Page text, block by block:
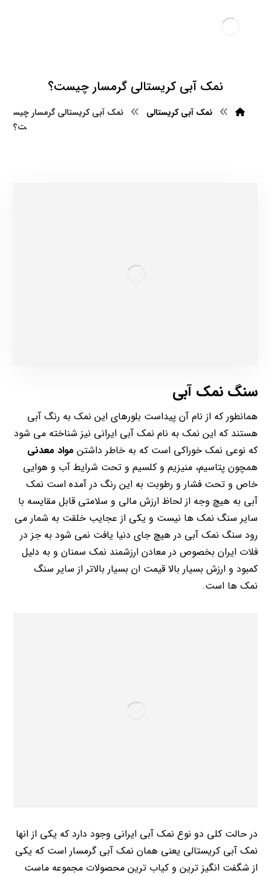
نمک آبی کریستالی گرمسار چیست؟
نمک آبی کریستالی
نمک آبی کریستالی گرمسار چیس
ت؟
سنگ نمک آبی
همانطور که از نام آن پیداست بلورهای این نمک به رنگ آبی
هستند که این نمک به نام نمک آبی ایرانی نیز شناخته می شود
که نوعی نمک خوراکی است که به خاطر داشتن مواد معدنی
همچون پتاسیم، منیزیم و کلسیم و تحت شرایط آب و هوایی
خاص و تحت فشار و رطوبت به این رنگ در آمده است نمک
آبی به هیچ وجه از لحاظ ارزش مالی و سلامتی قابل مقایسه با
سایر سنگ نمک ها نیست و یکی از عجایب خلقت به شمار می
رود سنگ نمک آبی در هیچ جای دنیا یافت نمی شود به جز در
فلات ایران بخصوص در معادن ارزشمند نمک سمنان و به دلیل
کمبود و ارزش بسیار بالا قیمت ان بسیار بالاتر از سایر سنگ
نمک ها است.
در حالت کلی دو نوع نمک آبی ایرانی وجود دارد که یکی از انها
نمک آبی کریستالی یعنی همان نمک آبی گرمسار است که یکی
از شگفت انگیز ترین و کیاب ترین محصولات مجموعه ماست